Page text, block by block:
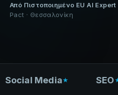
Από Πιστοποιημένο EU AI Expert
Pact · Θεσσαλονίκη
Media SEO